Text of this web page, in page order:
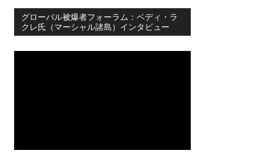
グローバル被爆者フォーラム：ベディ・ラ
クレ氏（マーシャル諸島）インタビュー